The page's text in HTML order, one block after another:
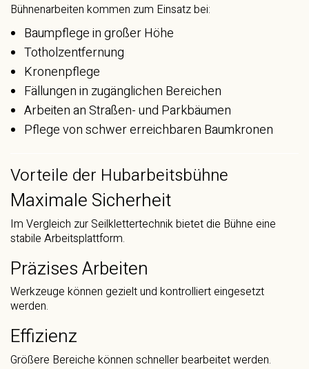
Bühnenarbeiten kommen zum Einsatz bei:
Baumpflege in großer Höhe
Totholzentfernung
Kronenpflege
Fällungen in zugänglichen Bereichen
Arbeiten an Straßen- und Parkbäumen
Pflege von schwer erreichbaren Baumkronen
Vorteile der Hubarbeitsbühne
Maximale Sicherheit
Im Vergleich zur Seilklettertechnik bietet die Bühne eine
stabile Arbeitsplattform.
Präzises Arbeiten
Werkzeuge können gezielt und kontrolliert eingesetzt
werden.
Effizienz
Größere Bereiche können schneller bearbeitet werden.